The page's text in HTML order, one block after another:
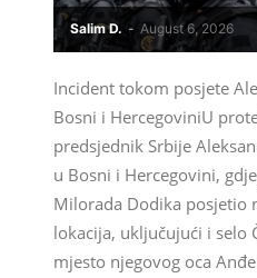
Salim D. - August 6, 2026
Incident tokom posjete
Bosni i HercegoviniU
predsjednik Srbije
u Bosni i Hercegovini,
Milorada Dodika posjetio
lokacija, uključujući i selo
mjesto njegovog oca